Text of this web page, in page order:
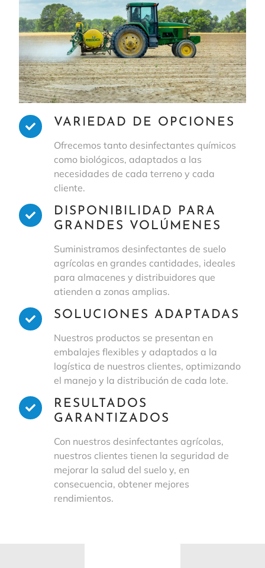
VARIEDAD DE OPCIONES
Ofrecemos tanto desinfectantes químicos
como biológicos, adaptados a las
necesidades de cada terreno y cada
cliente.
DISPONIBILIDAD PARA
GRANDES VOLÚMENES
Suministramos desinfectantes de suelo
agrícolas en grandes cantidades, ideales
para almacenes y distribuidores que
atienden a zonas amplias.
SOLUCIONES ADAPTADAS
Nuestros productos se presentan en
embalajes flexibles y adaptados a la
logística de nuestros clientes, optimizando
el manejo y la distribución de cada lote.
RESULTADOS
GARANTIZADOS
Con nuestros desinfectantes agrícolas,
nuestros clientes tienen la seguridad de
mejorar la salud del suelo y, en
consecuencia, obtener mejores
rendimientos.